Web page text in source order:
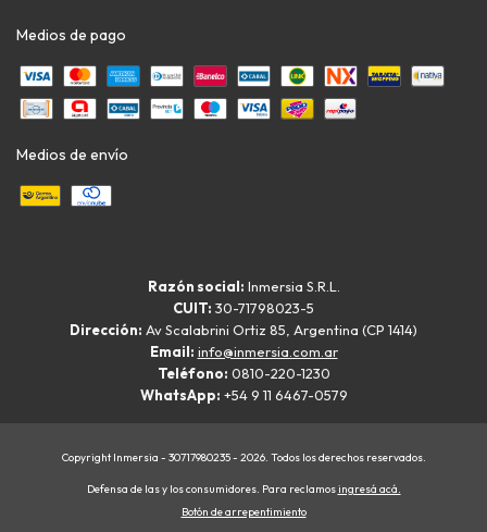
Medios de pago
Medios de envío
Razón social: Inmersia S.R.L.
CUIT: 30-71798023-5
Dirección: Av Scalabrini Ortiz 85, Argentina (CP 1414)
Email: info@inmersia.com.ar
Teléfono: 0810-220-1230
WhatsApp: +54 9 11 6467-0579
Copyright Inmersia - 30717980235 - 2026. Todos los derechos reservados.
Defensa de las y los consumidores. Para reclamosingresá acá.
Botón de arrepentimiento